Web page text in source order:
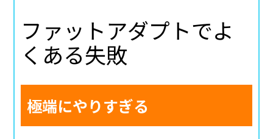
ファットアダプトでよ
くある失敗
極端にやりすぎる